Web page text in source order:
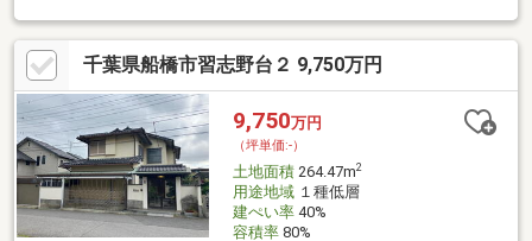
より徒歩6分┏《土地について》
╋━━━━━━━━━━━━━━━━━┫・駅徒歩10分以内の好
立地です。・土地面積：241.86㎡（73.16坪）・閑静な住宅街・南
西側道路・更地引渡し・建築条件なし(お好きなハウスメーカー等
にて建築可能です。)
千葉県船橋市習志野台２ 9,750万円
9,750万円
（坪単価:-）
土地面積264.47m2
用途地域１種低層
建ぺい率40%
容積率80%